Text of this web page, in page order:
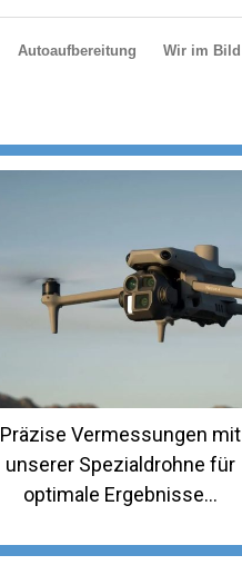
Autoaufbereitung Wir im Bild
Präzise Vermessungen mit
unserer Spezialdrohne für
optimale Ergebnisse...